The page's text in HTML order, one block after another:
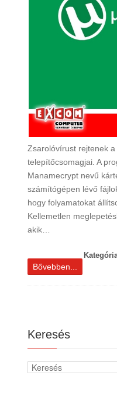
Zsarolóvírust rejtenek
telepítőcsomagjai. A
Manamecrypt nevű
számítógépen lévő
hogy folyamatokat
Kellemetlen
akik…
Bővebben...
Keresés